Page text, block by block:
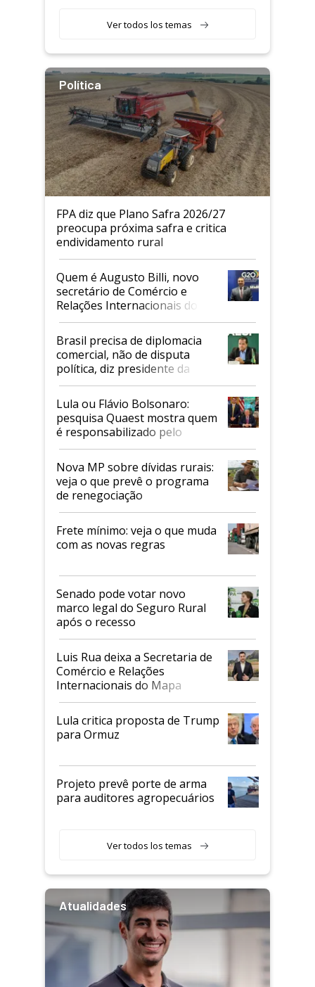
Ver todos los temas
Política
FPA diz que Plano Safra 2026/27
preocupa próxima safra e critica
endividamento rural
Quem é Augusto Billi, novo
secretário de Comércio e
Relações Internacionais do
Mapa
Brasil precisa de diplomacia
comercial, não de disputa
política, diz presidente da
Faesp
Lula ou Flávio Bolsonaro:
pesquisa Quaest mostra quem
é responsabilizado pelo
tarifaço dos EUA
Nova MP sobre dívidas rurais:
veja o que prevê o programa
de renegociação
Frete mínimo: veja o que muda
com as novas regras
Senado pode votar novo
marco legal do Seguro Rural
após o recesso
Luis Rua deixa a Secretaria de
Comércio e Relações
Internacionais do Mapa
Lula critica proposta de Trump
para Ormuz
Projeto prevê porte de arma
para auditores agropecuários
Ver todos los temas
Atualidades